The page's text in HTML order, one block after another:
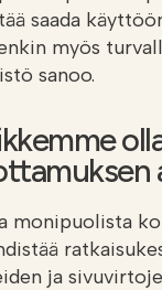
saada
myös
sanoo.
monipuolista
ja